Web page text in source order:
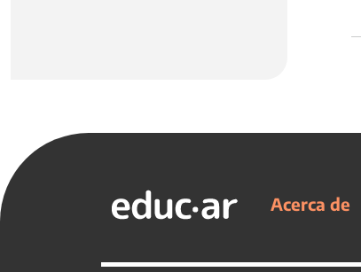
Acerca de